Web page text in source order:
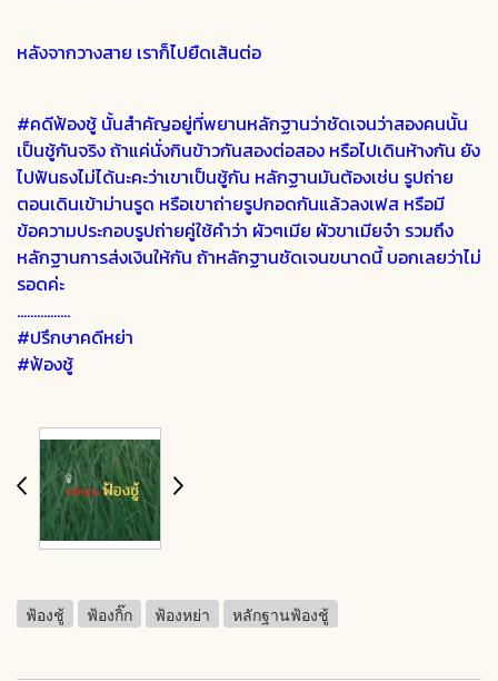
หลังจากวางสาย เราก็ไปยืดเส้นต่อ
#คดีฟ้องชู้ นั้นสำคัญอยู่ที่พยานหลักฐานว่าชัดเจนว่าสองคนนั้น
เป็นชู้กันจริง ถ้าแค่นั่งกินข้าวกันสองต่อสอง หรือไปเดินห้างกัน ยัง
ไปฟันธงไม่ได้นะคะว่าเขาเป็นชู้กัน หลักฐานมันต้องเช่น รูปถ่าย
ตอนเดินเข้าม่านรูด หรือเขาถ่ายรูปกอดกันแล้วลงเฟส หรือมี
ข้อความประกอบรูปถ่ายคู่ใช้คำว่า ผัวๆเมีย ผัวขาเมียจ๋า รวมถึง
หลักฐานการส่งเงินให้กัน ถ้าหลักฐานชัดเจนขนาดนี้ บอกเลยว่าไม่
รอดค่ะ
................
#ปรึกษาคดีหย่า
#ฟ้องชู้
ฟ้องชู้ ฟ้องกิ๊ก ฟ้องหย่า หลักฐานฟ้องชู้